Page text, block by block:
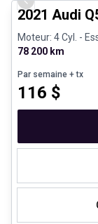
Previous slide
2021 Audi
Moteur: 4 Cyl. -
78 200 km
Par semaine + tx
116 $